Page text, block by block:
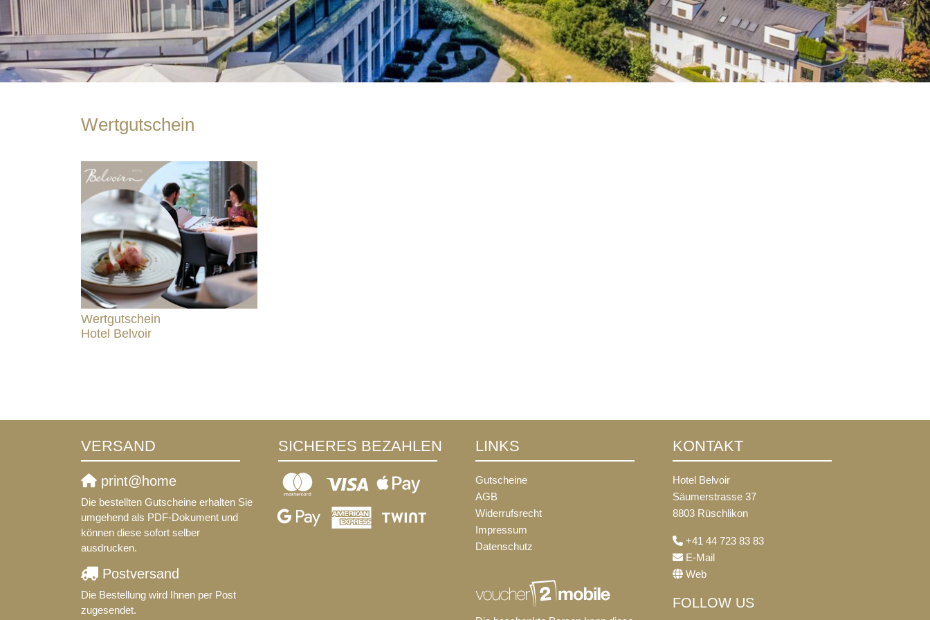
Wertgutschein
Wertgutschein
Hotel Belvoir
VERSAND
print@home
Die bestellten Gutscheine erhalten Sie
umgehend als PDF-Dokument und
können diese sofort selber
ausdrucken.
Postversand
Die Bestellung wird Ihnen per Post
zugesendet.
SICHERES BEZAHLEN LINKS
Gutscheine
AGB
Widerrufsrecht
Impressum
Datenschutz
KONTAKT
Hotel Belvoir
Säumerstrasse 37
8803 Rüschlikon
+41 44 723 83 83
E-Mail
Web
FOLLOW US